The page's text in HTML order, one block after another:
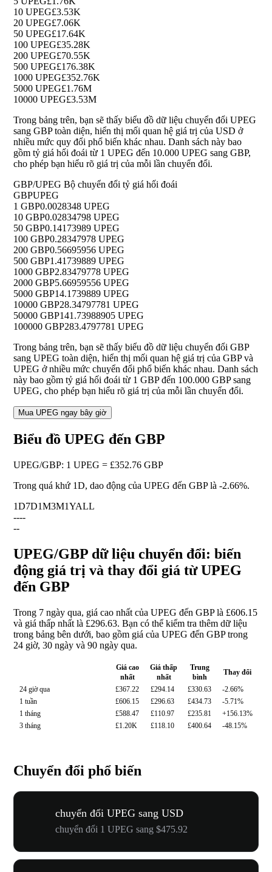
10 UPEG£3.53K
20 UPEG£7.06K
50 UPEG£17.64K
100 UPEG£35.28K
200 UPEG£70.55K
500 UPEG£176.38K
1000 UPEG£352.76K
5000 UPEG£1.76M
10000 UPEG£3.53M
Trong bảng trên, bạn sẽ thấy biểu đồ dữ liệu chuyển đổi UPEG
sang GBP toàn diện, hiển thị mối quan hệ giá trị của USD ở
nhiều mức quy đổi phổ biến khác nhau. Danh sách này bao
gồm tỷ giá hối đoái từ 1 UPEG đến 10.000 UPEG sang GBP,
cho phép bạn hiểu rõ giá trị của mỗi lần chuyển đổi.
GBP/UPEG Bộ chuyển đổi tỷ giá hối đoái
GBPUPEG
1 GBP0.0028348 UPEG
10 GBP0.02834798 UPEG
50 GBP0.14173989 UPEG
100 GBP0.28347978 UPEG
200 GBP0.56695956 UPEG
500 GBP1.41739889 UPEG
1000 GBP2.83479778 UPEG
2000 GBP5.66959556 UPEG
5000 GBP14.1739889 UPEG
10000 GBP28.34797781 UPEG
50000 GBP141.73988905 UPEG
100000 GBP283.4797781 UPEG
Trong bảng trên, bạn sẽ thấy biểu đồ dữ liệu chuyển đổi GBP
sang UPEG toàn diện, hiển thị mối quan hệ giá trị của GBP và
UPEG ở nhiều mức chuyển đổi phổ biến khác nhau. Danh sách
này bao gồm tỷ giá hối đoái từ 1 GBP đến 100.000 GBP sang
UPEG, cho phép bạn hiểu rõ giá trị của mỗi lần chuyển đổi.
Mua UPEG ngay bây giờ
Biểu đồ UPEG đến GBP
UPEG/GBP: 1 UPEG = £352.76 GBP
Trong quá khứ 1D, dao động của UPEG đến GBP là -2.66%.
1D7D1M3M1YALL
----
--
UPEG/GBP dữ liệu chuyển đổi: biến
động giá trị và thay đổi giá từ UPEG
đến GBP
Trong 7 ngày qua, giá cao nhất của UPEG đến GBP là £606.15
và giá thấp nhất là £296.63. Bạn có thể kiểm tra thêm dữ liệu
trong bảng bên dưới, bao gồm giá của UPEG đến GBP trong
24 giờ, 30 ngày và 90 ngày qua.
Giá cao
nhất
Giá thấp
nhất
Trung
bình
Thay đổi
24 giờ qua
£367.22 £294.14 £330.63
-2.66%
1 tuần
£606.15 £296.63 £434.73
-5.71%
1 tháng
£588.47 £110.97 £235.81
+156.13%
3 tháng
£1.20K £118.10 £400.64 -48.15%
Chuyển đổi phổ biến
chuyển đổi UPEG sang USD
chuyển đổi 1 UPEG sang $475.92